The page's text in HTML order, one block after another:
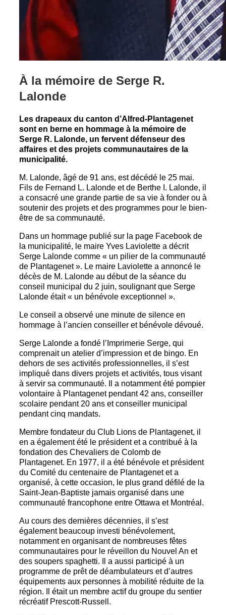
À la mémoire de Serge R.
Lalonde
Les drapeaux du canton d’Alfred-Plantagenet
sont en berne en hommage à la mémoire de
Serge R. Lalonde, un fervent défenseur des
affaires et des projets communautaires de la
municipalité.
M. Lalonde, âgé de 91 ans, est décédé le 25 mai.
Fils de Fernand L. Lalonde et de Berthe I. Lalonde, il
a consacré une grande partie de sa vie à fonder ou à
soutenir des projets et des programmes pour le bien-
être de sa communauté.
Dans un hommage publié sur la page Facebook de
la municipalité, le maire Yves Laviolette a décrit
Serge Lalonde comme « un pilier de la communauté
de Plantagenet ». Le maire Laviolette a annoncé le
décès de M. Lalonde au début de la séance du
conseil municipal du 2 juin, soulignant que Serge
Lalonde était « un bénévole exceptionnel ».
Le conseil a observé une minute de silence en
hommage à l’ancien conseiller et bénévole dévoué.
Serge Lalonde a fondé l’Imprimerie Serge, qui
comprenait un atelier d’impression et de bingo. En
dehors de ses activités professionnelles, il s’est
impliqué dans divers projets et activités, tous visant
à servir sa communauté. Il a notamment été pompier
volontaire à Plantagenet pendant 42 ans, conseiller
scolaire pendant 20 ans et conseiller municipal
pendant cinq mandats.
Membre fondateur du Club Lions de Plantagenet, il
en a également été le président et a contribué à la
fondation des Chevaliers de Colomb de
Plantagenet. En 1977, il a été bénévole et président
du Comité du centenaire de Plantagenet et a
organisé, à cette occasion, le plus grand défilé de la
Saint-Jean-Baptiste jamais organisé dans une
communauté francophone entre Ottawa et Montréal.
Au cours des dernières décennies, il s’est
également beaucoup investi bénévolement,
notamment en organisant de nombreuses fêtes
communautaires pour le réveillon du Nouvel An et
des soupers spaghetti. Il a aussi participé à un
programme de prêt de déambulateurs et d’autres
équipements aux personnes à mobilité réduite de la
région. Il était un membre actif du groupe du sentier
récréatif Prescott-Russell.